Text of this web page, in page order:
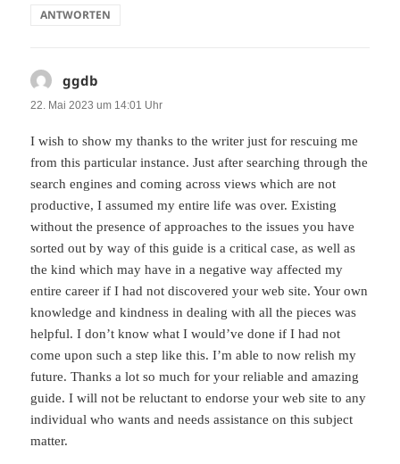
ANTWORTEN
ggdb
22. Mai 2023 um 14:01 Uhr
I wish to show my thanks to the writer just for rescuing me
from this particular instance. Just after searching through the
search engines and coming across views which are not
productive, I assumed my entire life was over. Existing
without the presence of approaches to the issues you have
sorted out by way of this guide is a critical case, as well as
the kind which may have in a negative way affected my
entire career if I had not discovered your web site. Your own
knowledge and kindness in dealing with all the pieces was
helpful. I don’t know what I would’ve done if I had not
come upon such a step like this. I’m able to now relish my
future. Thanks a lot so much for your reliable and amazing
guide. I will not be reluctant to endorse your web site to any
individual who wants and needs assistance on this subject
matter.